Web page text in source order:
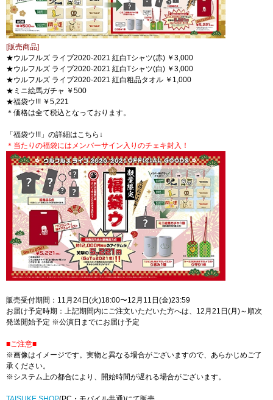
[販売商品]
★ウルフルズ ライブ2020-2021 紅白Tシャツ(赤) ￥3,000
★ウルフルズ ライブ2020-2021 紅白Tシャツ(白) ￥3,000
★ウルフルズ ライブ2020-2021 紅白粗品タオル ￥1,000
★ミニ絵馬ガチャ ￥500
★福袋ウ!!! ￥5,221
＊価格は全て税込となっております。
「福袋ウ!!!」の詳細はこちら↓
＊当たりの福袋にはメンバーサイン入りのチェキ封入！
販売受付期間：11月24日(火)18:00〜12月11日(金)23:59
お届け予定時期：上記期間内にご注文いただいた方へは、12月21日(月)～順次
発送開始予定 ※公演日までにお届け予定
■ご注意■
※画像はイメージです。実物と異なる場合がございますので、あらかじめご了
承ください。
※システム上の都合により、開始時間が遅れる場合がございます。